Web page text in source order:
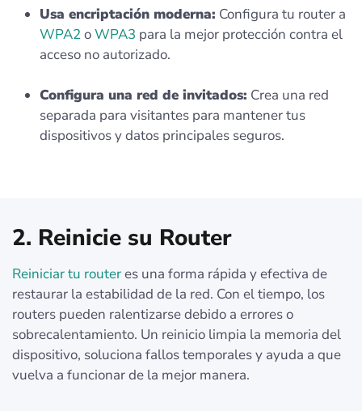
Usa encriptación moderna: Configura tu router a
WPA2oWPA3 para la mejor protección contra el
acceso no autorizado.
Configura una red de invitados: Crea una red
separada para visitantes para mantener tus
dispositivos y datos principales seguros.
2. Reinicie su Router
Reiniciar tu routeres una forma rápida y efectiva de
restaurar la estabilidad de la red. Con el tiempo, los
routers pueden ralentizarse debido a errores o
sobrecalentamiento. Un reinicio limpia la memoria del
dispositivo, soluciona fallos temporales y ayuda a que
vuelva a funcionar de la mejor manera.